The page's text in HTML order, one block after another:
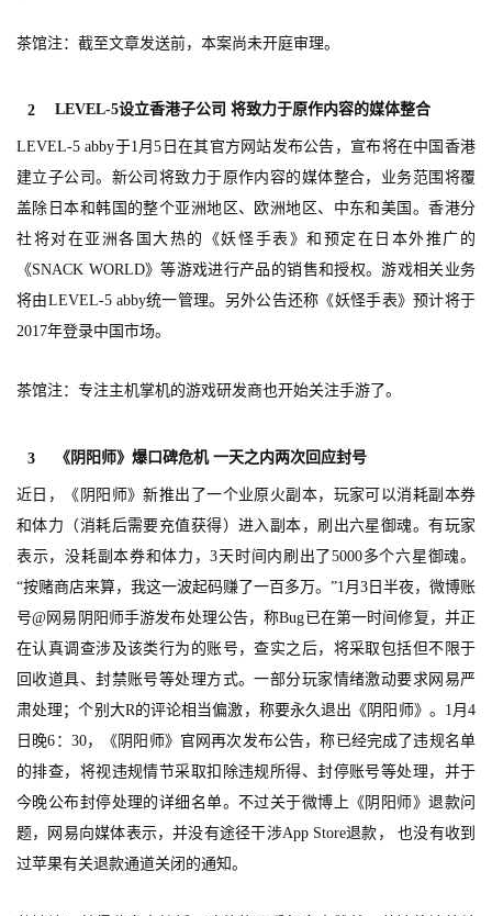
茶馆注：截至文章发送前，本案尚未开庭审理。
2 LEVEL-5设立香港子公司 将致力于原作内容的媒体整合
LEVEL-5 abby于1月5日在其官方网站发布公告，宣布将在中国香港
建立子公司。新公司将致力于原作内容的媒体整合，业务范围将覆
盖除日本和韩国的整个亚洲地区、欧洲地区、中东和美国。香港分
社将对在亚洲各国大热的《妖怪手表》和预定在日本外推广的
《SNACK WORLD》等游戏进行产品的销售和授权。游戏相关业务
将由LEVEL-5 abby统一管理。另外公告还称《妖怪手表》预计将于
2017年登录中国市场。
茶馆注：专注主机掌机的游戏研发商也开始关注手游了。
3 《阴阳师》爆口碑危机 一天之内两次回应封号
近日，《阴阳师》新推出了一个业原火副本，玩家可以消耗副本券
和体力（消耗后需要充值获得）进入副本，刷出六星御魂。有玩家
表示，没耗副本券和体力，3天时间内刷出了5000多个六星御魂。
“按赌商店来算，我这一波起码赚了一百多万。”1月3日半夜，微博账
号@网易阴阳师手游发布处理公告，称Bug已在第一时间修复，并正
在认真调查涉及该类行为的账号，查实之后，将采取包括但不限于
回收道具、封禁账号等处理方式。一部分玩家情绪激动要求网易严
肃处理；个别大R的评论相当偏激，称要永久退出《阴阳师》。1月4
日晚6：30，《阴阳师》官网再次发布公告，称已经完成了违规名单
的排查，将视违规情节采取扣除违规所得、封停账号等处理，并于
今晚公布封停处理的详细名单。不过关于微博上《阴阳师》退款问
题，网易向媒体表示，并没有途径干涉App Store退款， 也没有收到
过苹果有关退款通道关闭的通知。